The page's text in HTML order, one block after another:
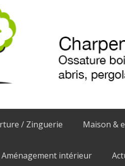
/ Zinguerie Maison &
Aménagement intérieur